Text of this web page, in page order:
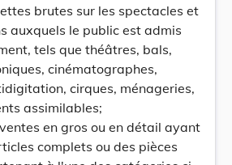
brutes sur les spectacles et
auxquels le public est admis
tels que théâtres, bals,
cinématographes,
cirques, ménageries,
assimilables;
en gros ou en détail ayant
complets ou des pièces